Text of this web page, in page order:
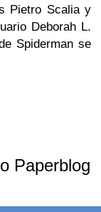
Pietro Scalia y
Deborah L.
Spiderman se